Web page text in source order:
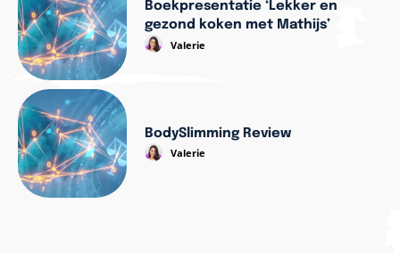
Boekpresentatie ‘Lekker en
gezond koken met Mathijs’
Valerie
BodySlimming Review
Valerie